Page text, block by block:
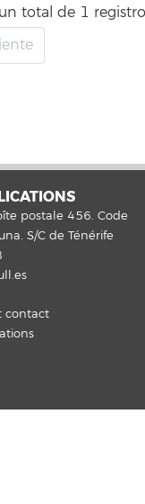
total de 1
postale 456. Code
S/C de Ténérife
contact